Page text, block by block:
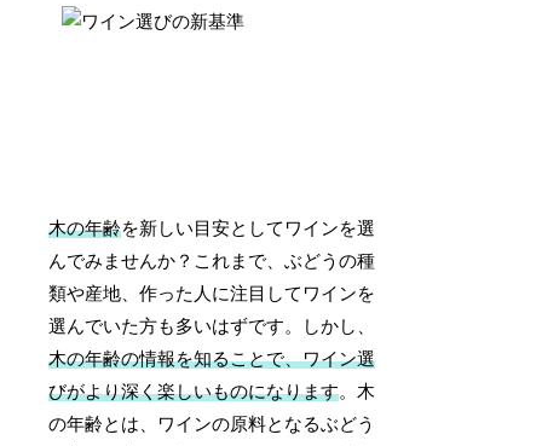
木の年齢を新しい目安としてワインを選
んでみませんか？これまで、ぶどうの種
類や産地、作った人に注目してワインを
選んでいた方も多いはずです。しかし、
木の年齢の情報を知ることで、ワイン選
びがより深く楽しいものになります。木
の年齢とは、ワインの原料となるぶどう